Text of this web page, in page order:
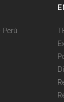
Perú